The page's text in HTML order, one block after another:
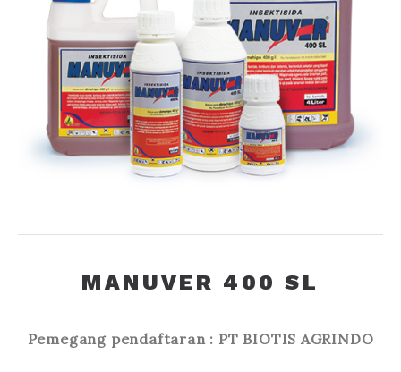
MANUVER 400 SL
Pemegang pendaftaran : PT BIOTIS AGRINDO